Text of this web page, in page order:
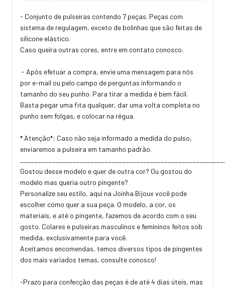
- Conjunto de pulseiras contendo 7 peças. Peças com
sistema de regulagem, exceto de bolinhas que são feitas de
silicone elástico.
Caso queira outras cores, entre em contato conosco.
- Após efetuar a compra, envie uma mensagem para nós
por e-mail ou pelo campo de perguntas informando o
tamanho do seu punho. Para tirar a medida é bem fácil.
Basta pegar uma fita qualquer, dar uma volta completa no
punho sem folgas, e colocar na régua.
* Atenção*: Caso não seja informado a medida do pulso,
enviaremos a pulseira em tamanho padrão.
Gostou desse modelo e quer de outra cor? Ou gostou do
modelo mas queria outro pingente?
Personalize seu estilo, aqui na Joinha Bijoux você pode
escolher como quer a sua peça. O modelo, a cor, os
materiais, e até o pingente, fazemos de acordo com o seu
gosto. Colares e pulseiras masculinos e femininos feitos sob
medida, exclusivamente para você.
Aceitamos encomendas, temos diversos tipos de pingentes
dos mais variados temas, consulte conosco!
-Prazo para confecção das peças é de até 4 dias úteis, mas